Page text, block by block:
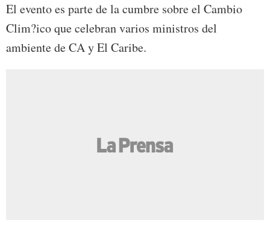
El evento es parte de la cumbre sobre el Cambio
Clim?ico que celebran varios ministros del
ambiente de CA y El Caribe.